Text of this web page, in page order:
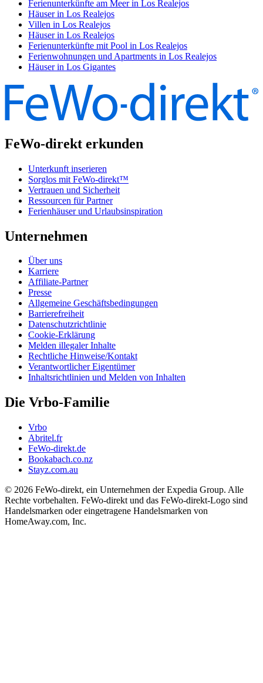
Ferienunterkünfte am Meer in Los Realejos
Häuser in Los Realejos
Villen in Los Realejos
Häuser in Los Realejos
Ferienunterkünfte mit Pool in Los Realejos
Ferienwohnungen und Apartments in Los Realejos
Häuser in Los Gigantes
FeWo-direkt erkunden
Unterkunft inserieren
Sorglos mit FeWo-direkt™
Vertrauen und Sicherheit
Ressourcen für Partner
Ferienhäuser und Urlaubsinspiration
Unternehmen
Über uns
Karriere
Affiliate-Partner
Presse
Allgemeine Geschäftsbedingungen
Barrierefreiheit
Datenschutzrichtlinie
Cookie-Erklärung
Melden illegaler Inhalte
Rechtliche Hinweise/Kontakt
Verantwortlicher Eigentümer
Inhaltsrichtlinien und Melden von Inhalten
Die Vrbo-Familie
Vrbo
Abritel.fr
FeWo-direkt.de
Bookabach.co.nz
Stayz.com.au
© 2026 FeWo-direkt, ein Unternehmen der Expedia Group. Alle
Rechte vorbehalten. FeWo-direkt und das FeWo-direkt-Logo sind
Handelsmarken oder eingetragene Handelsmarken von
HomeAway.com, Inc.